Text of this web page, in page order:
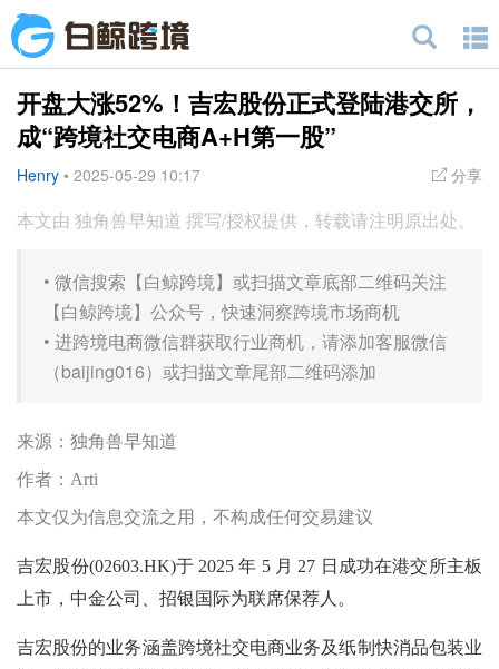
开盘大涨52%！吉宏股份正式登陆港交所，
成“跨境社交电商A+H第一股”
Henry • 2025-05-29 10:17 分享
本文由 独角兽早知道 撰写/授权提供，转载请注明原出处。
• 微信搜索【白鲸跨境】或扫描文章底部二维码关注
【白鲸跨境】公众号，快速洞察跨境市场商机
• 进跨境电商微信群获取行业商机，请添加客服微信
（baijing016）或扫描文章尾部二维码添加
来源：独角兽早知道
作者：Arti
本文仅为信息交流之用，不构成任何交易建议
吉宏股份(02603.HK)于 2025 年 5 月 27 日成功在港交所主板
上市，中金公司、招银国际为联席保荐人。
吉宏股份的业务涵盖跨境社交电商业务及纸制快消品包装业